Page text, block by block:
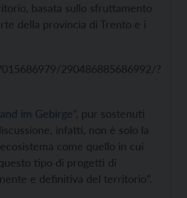
basata sullo sfruttamento
della provincia di Trento e i
290486885686992/?
im Gebirge”, pur sostenuti
infatti, non è solo la
come quello in cui
tipo di progetti di
e definitiva del territorio”.